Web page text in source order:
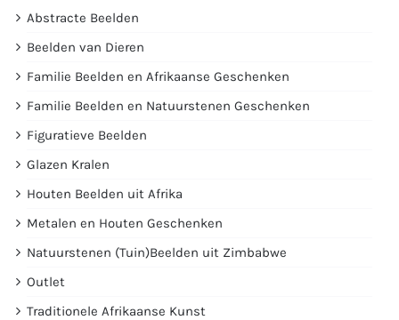
Abstracte Beelden
Beelden van Dieren
Familie Beelden en Afrikaanse Geschenken
Familie Beelden en Natuurstenen Geschenken
Figuratieve Beelden
Glazen Kralen
Houten Beelden uit Afrika
Metalen en Houten Geschenken
Natuurstenen (Tuin)Beelden uit Zimbabwe
Outlet
Traditionele Afrikaanse Kunst